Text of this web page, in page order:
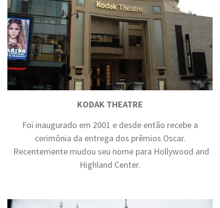
KODAK THEATRE
Foi inaugurado em 2001 e desde então recebe a
cerimônia da entrega dos prêmios Oscar.
Recentemente mudou seu nome para Hollywood and
Highland Center.